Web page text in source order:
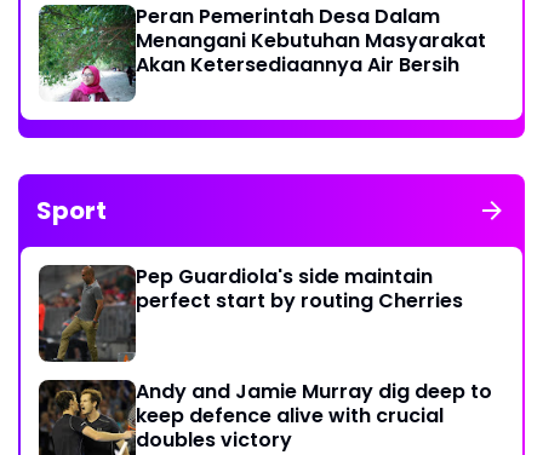
Peran Pemerintah Desa Dalam
Menangani Kebutuhan Masyarakat
Akan Ketersediaannya Air Bersih
Sport
Pep Guardiola's side maintain
perfect start by routing Cherries
Andy and Jamie Murray dig deep to
keep defence alive with crucial
doubles victory